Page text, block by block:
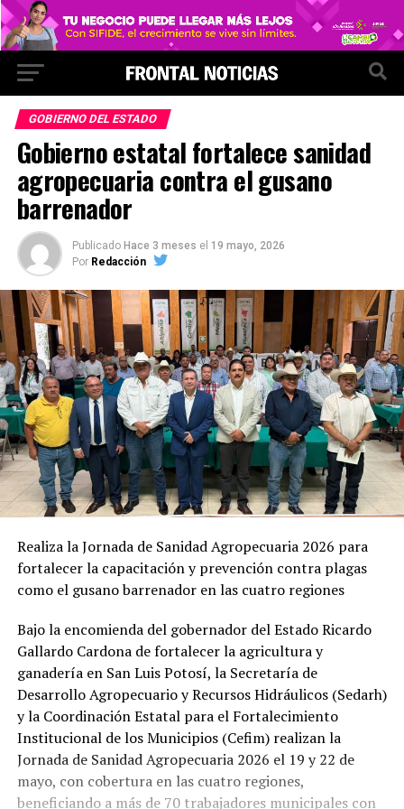
GOBIERNO DEL ESTADO
Gobierno estatal fortalece sanidad
agropecuaria contra el gusano
barrenador
Publicado Hace 3 meses el 19 mayo, 2026
Por Redacción
Realiza la Jornada de Sanidad Agropecuaria 2026 para
fortalecer la capacitación y prevención contra plagas
como el gusano barrenador en las cuatro regiones
Bajo la encomienda del gobernador del Estado Ricardo
Gallardo Cardona de fortalecer la agricultura y
ganadería en San Luis Potosí, la Secretaría de
Desarrollo Agropecuario y Recursos Hidráulicos (Sedarh)
y la Coordinación Estatal para el Fortalecimiento
Institucional de los Municipios (Cefim) realizan la
Jornada de Sanidad Agropecuaria 2026 el 19 y 22 de
mayo, con cobertura en las cuatro regiones,
beneficiando a más de 70 trabajadores municipales con